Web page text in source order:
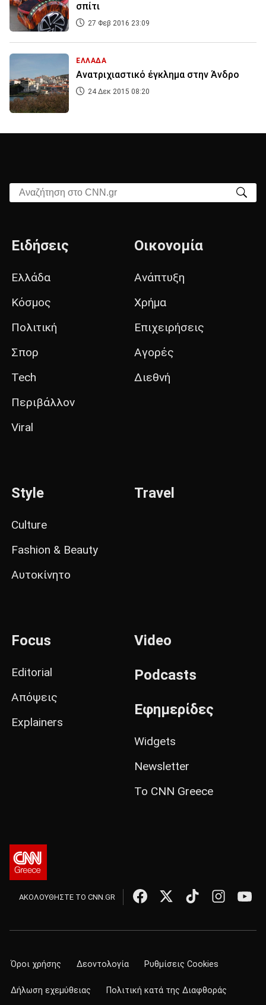
σπίτι
27 Φεβ 2016 23:09
ΕΛΛΑΔΑ
Ανατριχιαστικό έγκλημα στην Άνδρο
24 Δεκ 2015 08:20
Αναζήτηση στο CNN.gr
Ειδήσεις
Ελλάδα
Κόσμος
Πολιτική
Σπορ
Tech
Περιβάλλον
Viral
Οικονομία
Ανάπτυξη
Χρήμα
Επιχειρήσεις
Αγορές
Διεθνή
Style
Culture
Fashion & Beauty
Αυτοκίνητο
Travel
Focus
Editorial
Απόψεις
Explainers
Video
Podcasts
Εφημερίδες
Widgets
Newsletter
Το CNN Greece
ΑΚΟΛΟΥΘΗΣΤΕ ΤΟ CNN.GR
Όροι χρήσης Δεοντολογία Ρυθμίσεις Cookies
Δήλωση εχεμύθειας Πολιτική κατά της Διαφθοράς